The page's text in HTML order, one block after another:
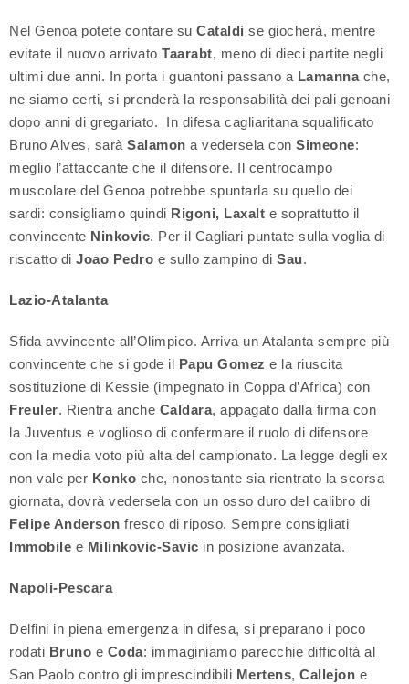
Nel Genoa potete contare su Cataldi se giocherà, mentre
evitate il nuovo arrivato Taarabt, meno di dieci partite negli
ultimi due anni. In porta i guantoni passano a Lamannache,
ne siamo certi, si prenderà la responsabilità dei pali genoani
dopo anni di gregariato. In difesa cagliaritana squalificato
Bruno Alves, sarà Salamon a vedersela con Simeone:
meglio l’attaccante che il difensore. Il centrocampo
muscolare del Genoa potrebbe spuntarla su quello dei
sardi: consigliamo quindi Rigoni, Laxalt e soprattutto il
convincente Ninkovic. Per il Cagliari puntate sulla voglia di
riscatto di Joao Pedro e sullo zampino di Sau.
Lazio-Atalanta
Sfida avvincente all’Olimpico. Arriva un Atalanta sempre più
convincente che si gode il Papu Gomez e la riuscita
sostituzione di Kessie (impegnato in Coppa d’Africa) con
Freuler. Rientra anche Caldara, appagato dalla firma con
la Juventus e voglioso di confermare il ruolo di difensore
con la media voto più alta del campionato. La legge degli ex
non vale per Konko che, nonostante sia rientrato la scorsa
giornata, dovrà vedersela con un osso duro del calibro di
Felipe Anderson fresco di riposo. Sempre consigliati
Immobile e Milinkovic-Savic in posizione avanzata.
Napoli-Pescara
Delfini in piena emergenza in difesa, si preparano i poco
rodati Bruno e Coda: immaginiamo parecchie difficoltà al
San Paolo contro gli imprescindibili Mertens, Callejon e